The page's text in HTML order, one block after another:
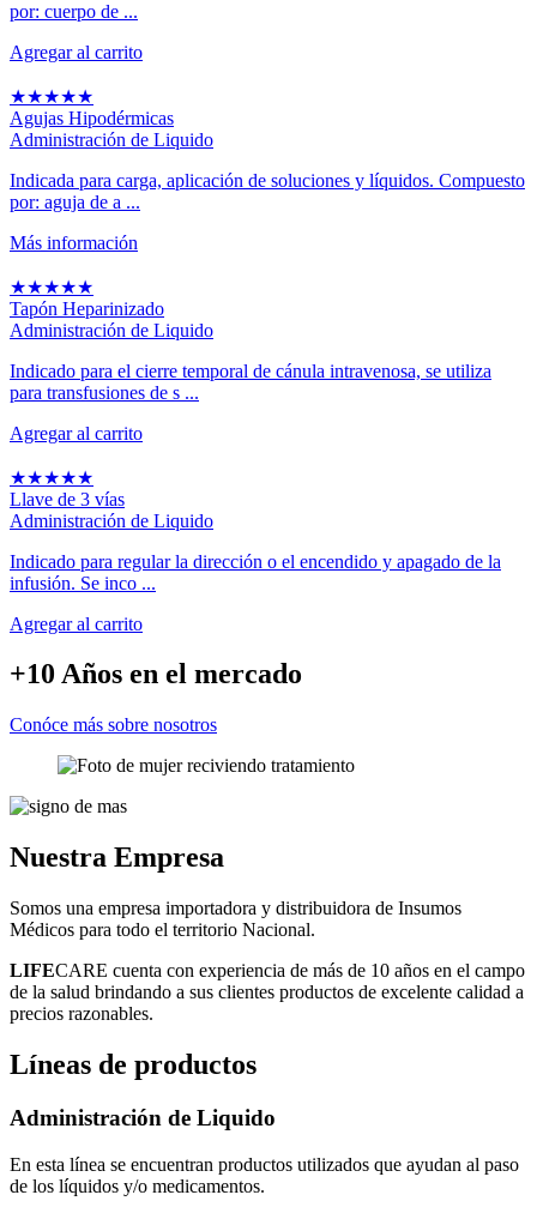
por: cuerpo de ...
Agregar al carrito
★★★★★
Agujas Hipodérmicas
Administración de Liquido
Indicada para carga, aplicación de soluciones y líquidos. Compuesto
por: aguja de a ...
Más información
★★★★★
Tapón Heparinizado
Administración de Liquido
Indicado para el cierre temporal de cánula intravenosa, se utiliza
para transfusiones de s ...
Agregar al carrito
★★★★★
Llave de 3 vías
Administración de Liquido
Indicado para regular la dirección o el encendido y apagado de la
infusión. Se inco ...
Agregar al carrito
+10 Años en el mercado
Conóce más sobre nosotros
Nuestra Empresa
Somos una empresa importadora y distribuidora de Insumos
Médicos para todo el territorio Nacional.
LIFECARE cuenta con experiencia de más de 10 años en el campo
de la salud brindando a sus clientes productos de excelente calidad a
precios razonables.
Líneas de productos
Administración de Liquido
En esta línea se encuentran productos utilizados que ayudan al paso
de los líquidos y/o medicamentos.